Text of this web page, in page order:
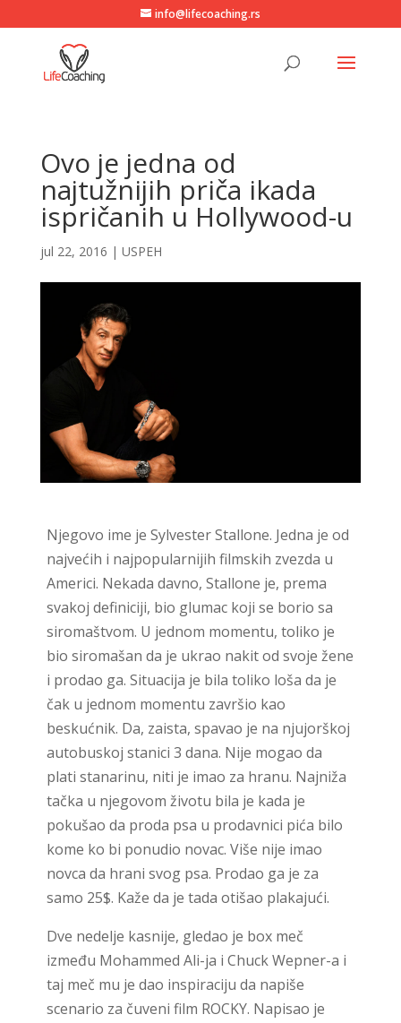
info@lifecoaching.rs
Ovo je jedna od
najtužnijih priča ikada
ispričanih u Hollywood-u
jul 22, 2016 | USPEH
Njegovo ime je Sylvester Stallone. Jedna je od
najvećih i najpopularnijih filmskih zvezda u
Americi. Nekada davno, Stallone je, prema
svakoj definiciji, bio glumac koji se borio sa
siromaštvom. U jednom momentu, toliko je
bio siromašan da je ukrao nakit od svoje žene
i prodao ga. Situacija je bila toliko loša da je
čak u jednom momentu završio kao
beskućnik. Da, zaista, spavao je na njujorškoj
autobuskoj stanici 3 dana. Nije mogao da
plati stanarinu, niti je imao za hranu. Najniža
tačka u njegovom životu bila je kada je
pokušao da proda psa u prodavnici pića bilo
kome ko bi ponudio novac. Više nije imao
novca da hrani svog psa. Prodao ga je za
samo 25$. Kaže da je tada otišao plakajući.
Dve nedelje kasnije, gledao je box meč
između Mohammed Ali-ja i Chuck Wepner-a i
taj meč mu je dao inspiraciju da napiše
scenario za čuveni film ROCKY. Napisao je